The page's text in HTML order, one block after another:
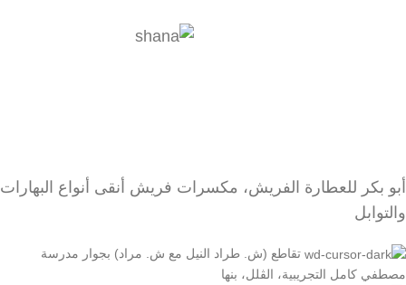
أبو بكر للعطارة الفريش، مكسرات فريش أنقى أنواع البهارات
والتوابل
تقاطع (ش. طراد النيل مع ش. مراد) بجوار مدرسة
مصطفي كامل التجريبية، الڤلل، بنها